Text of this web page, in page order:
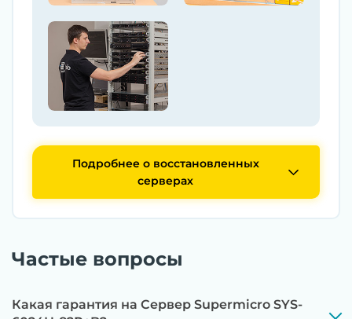
Подробнее о восстановленных
серверах
Частые вопросы
Какая гарантия на Сервер Supermicro SYS-